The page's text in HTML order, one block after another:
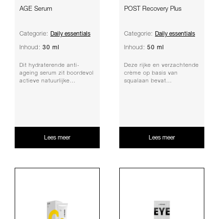
AGE Serum
Categorie: Daily essentials
Inhoud: 30 ml
Dit hydraterende anti-
ageing serum zit boordevol
actieve natuurlijke
Lees meer
POST Recovery Plus
Categorie: Daily essentials
Inhoud: 50 ml
Deze rijke en verzachtende
crème op basis van
squalaan bevat
Lees meer